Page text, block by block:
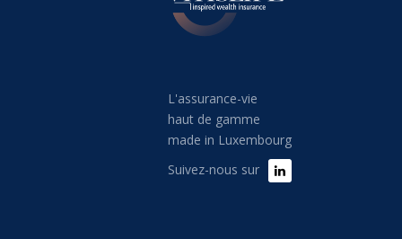
L'assurance-vie
haut de gamme
made in Luxembourg
Suivez-nous sur